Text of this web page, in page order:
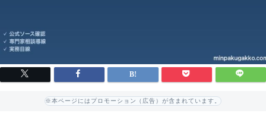
※本ページにはプロモーション（広告）が含まれています。